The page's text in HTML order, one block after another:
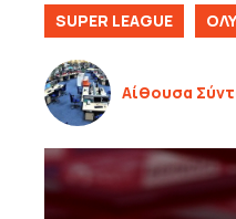
SUPER LEAGUE
Αίθουσα